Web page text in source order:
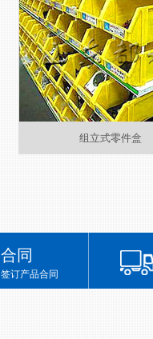
组立式零件盒
合同
签订产品合同